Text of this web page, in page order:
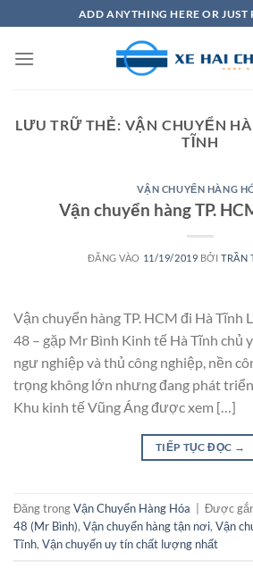
qua
nội
ADD ANYTHING HERE OR JUST
LƯU TRỮ THẺ: VẬN CHUYỂN
TĨNH
VẬN CHUYỂN HÀNG
Vận chuyển hàng TP.
ĐĂNG VÀO 11/19/2019 BỞITRẦN
Vận chuyển hàng TP. HCM đi Hà Tĩnh
48 – gặp Mr Bình Kinh tế Hà Tĩnh chủ
ngư nghiệp và thủ công nghiệp, nền
trọng không lớn nhưng đang phát
Khu kinh tế Vũng Áng được xem […]
TIẾP TỤC ĐỌC →
Đăng trongVận Chuyển Hàng Hóa Được
48 (Mr Bình), Vận chuyển hàng tận nơi, Vận
Tĩnh, Vận chuyển uy tín chất lượng nhất